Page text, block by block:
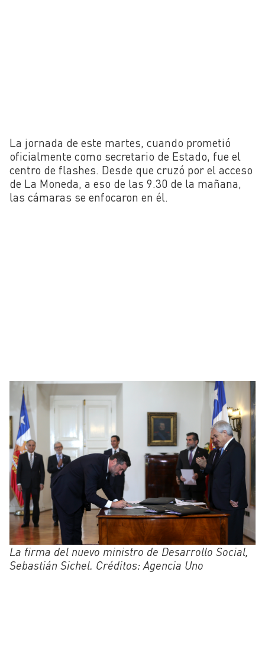
La jornada de este martes, cuando prometió
oficialmente como secretario de Estado, fue el
centro de flashes. Desde que cruzó por el acceso
de La Moneda, a eso de las 9.30 de la mañana,
las cámaras se enfocaron en él.
La firma del nuevo ministro de Desarrollo Social,
Sebastián Sichel. Créditos: Agencia Uno